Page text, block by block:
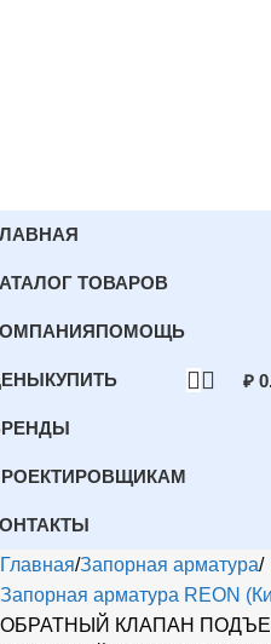
ТОВАРОВ
ПОМОЩЬ
КУПИТЬ ₽
Главная Запорная арматура
Запорная арматура REON
ОБРАТНЫЙ КЛАПАН